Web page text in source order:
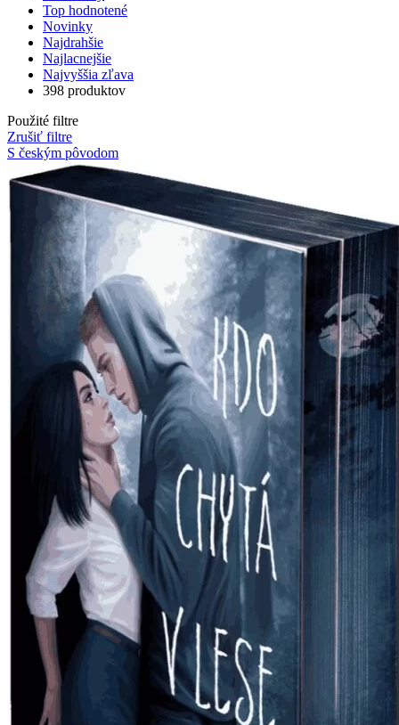
Top hodnotené
Novinky
Najdrahšie
Najlacnejšie
Najvyššia zľava
398 produktov
Použité filtre
Zrušiť filtre
S českým pôvodom